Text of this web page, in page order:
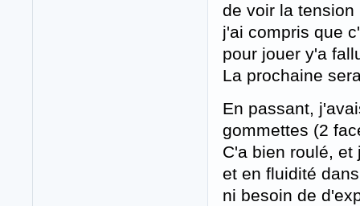
de voir la
j'ai compris que
pour jouer y'a
La prochaine
En passant,
gommettes (2
C'a bien roulé,
et en fluidité
ni besoin de